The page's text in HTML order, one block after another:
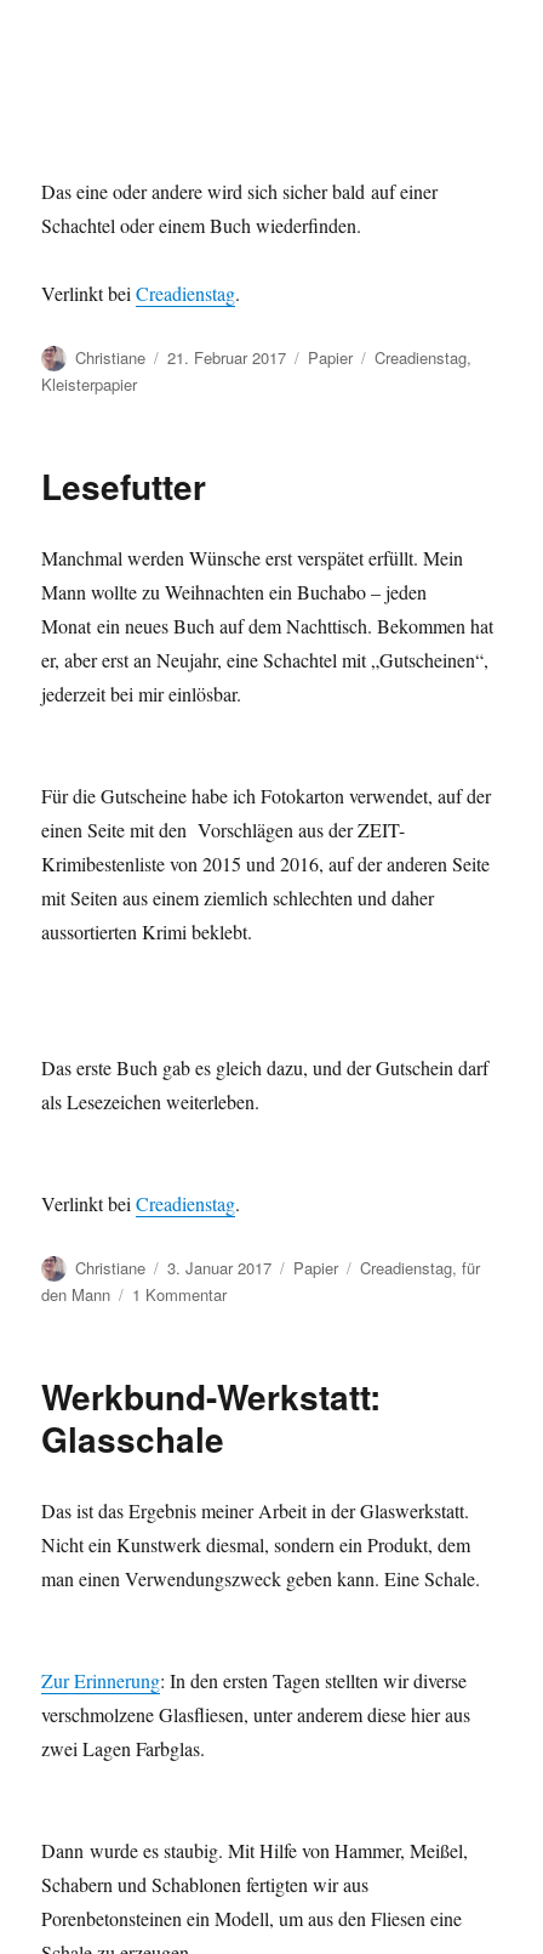
Das eine oder andere wird sich sicher bald auf einer
Schachtel oder einem Buch wiederfinden.
Verlinkt beiCreadienstag.
Autor
Christiane
Veröffentlicht
21. Februar 2017 Kategorien
Papier Schlagwörter
Creadienstag,
Kleisterpapier
Lesefutter
Manchmal werden Wünsche erst verspätet erfüllt. Mein
Mann wollte zu Weihnachten ein Buchabo – jeden
Monat ein neues Buch auf dem Nachttisch. Bekommen hat
er, aber erst an Neujahr, eine Schachtel mit „Gutscheinen“,
jederzeit bei mir einlösbar.
Für die Gutscheine habe ich Fotokarton verwendet, auf der
einen Seite mit den Vorschlägen aus der ZEIT-
Krimibestenliste von 2015 und 2016, auf der anderen Seite
mit Seiten aus einem ziemlich schlechten und daher
aussortierten Krimi beklebt.
Das erste Buch gab es gleich dazu, und der Gutschein darf
als Lesezeichen weiterleben.
Verlinkt beiCreadienstag.
Autor
Christiane
Veröffentlicht
am
3. Januar 2017 Kategorien
Papier Schlagwörter
Creadienstag,für
den Mann
1 Kommentarzu
Werkbund-Werkstatt:
Glasschale
Das ist das Ergebnis meiner Arbeit in der Glaswerkstatt.
Nicht ein Kunstwerk diesmal, sondern ein Produkt, dem
man einen Verwendungszweck geben kann. Eine Schale.
Zur Erinnerung: In den ersten Tagen stellten wir diverse
verschmolzene Glasfliesen, unter anderem diese hier aus
zwei Lagen Farbglas.
Dann wurde es staubig. Mit Hilfe von Hammer, Meißel,
Schabern und Schablonen fertigten wir aus
Porenbetonsteinen ein Modell, um aus den Fliesen eine